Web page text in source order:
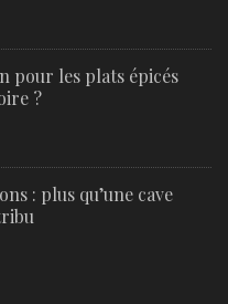
pour les plats épicés
?
: plus qu’une cave